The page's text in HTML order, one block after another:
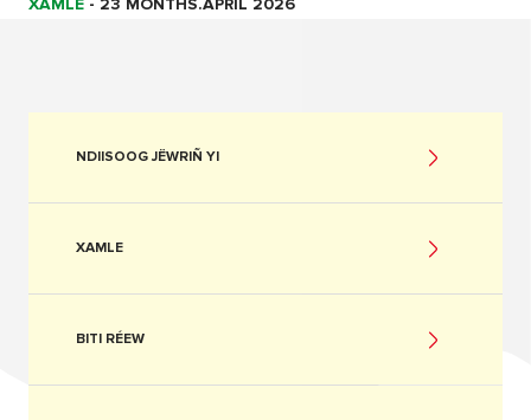
XAMLE - 23 MONTHS.APRIL 2026
NDIISOOG JËWRIÑ YI
XAMLE
BITI RÉEW